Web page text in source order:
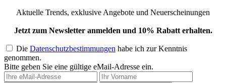
Aktuelle Trends, exklusive Angebote und Neuerscheinungen
Jetzt zum Newsletter anmelden und 10% Rabatt erhalten.
Die Datenschutzbestimmungen habe ich zur Kenntnis
genommen.
Bitte geben Sie eine gültige eMail-Adresse ein.